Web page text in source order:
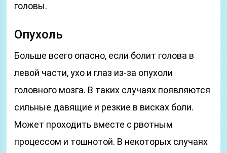
головы.
Опухоль
Больше всего опасно, если болит голова в
левой части, ухо и глаз из-за опухоли
головного мозга. В таких случаях появляются
сильные давящие и резкие в висках боли.
Может проходить вместе с рвотным
процессом и тошнотой. В некоторых случаях